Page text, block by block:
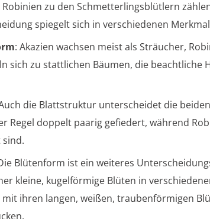
zu den Schmetterlingsblütlern
spiegelt sich in verschiedenen
: Akazien wachsen meist als Sträucher,
sich zu stattlichen Bäumen, die beachtliche
die Blattstruktur unterscheidet die
Regel doppelt paarig gefiedert, während
sind.
Blütenform ist ein weiteres
kleine, kugelförmige Blüten in
mit ihren langen, weißen, traubenförmigen